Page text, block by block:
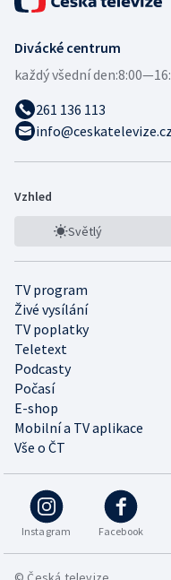
Divácké centrum
každý všední den:
261 136 113
info@ceskatelevize.cz
Vzhled
Světlý
TV program
Živé vysílání
TV poplatky
Teletext
Podcasty
Počasí
E-shop
Mobilní a TV aplikace
Vše o ČT
Instagram Facebook